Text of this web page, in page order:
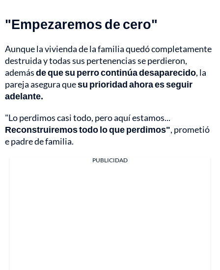
"Empezaremos de cero"
Aunque la vivienda de la familia quedó completamente
destruida y todas sus pertenencias se perdieron,
ademásde que su perro continúa desaparecido, la
pareja asegura quesu prioridad ahora es seguir
adelante.
"Lo perdimos casi todo, pero aquí estamos...
Reconstruiremos todo lo que perdimos", prometió
e padre de familia.
PUBLICIDAD